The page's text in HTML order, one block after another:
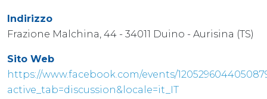
Indirizzo
Frazione Malchina, 44 - 34011 Duino - Aurisina (TS)
Sito Web
https://www.facebook.com/events/
active_tab=discussion&locale=it_IT